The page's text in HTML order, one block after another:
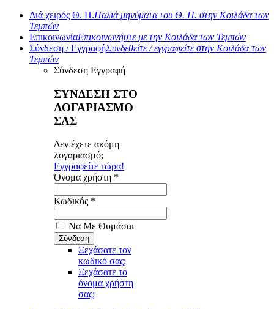
Διά χειρός Θ. Π.Παλιά μηνύματα του Θ. Π. στην Κοιλάδα των
Τεμπών
ΕπικοινωνίαΕπικοινωνήστε με την Κοιλάδα των Τεμπών
Σύνδεση / ΕγγραφήΣυνδεθείτε / εγγραφείτε στην Κοιλάδα των
Τεμπών
Σύνδεση Εγγραφή
ΣΥΝΔΕΣΗ ΣΤΟ
ΛΟΓΑΡΙΑΣΜΟ
ΣΑΣ
Δεν έχετε ακόμη
λογαριασμό;
Εγγραφείτε τώρα!
Όνομα χρήστη *
Κωδικός *
Να Με Θυμάσαι
Ξεχάσατε τον
κωδικό σας;
Ξεχάσατε το
όνομα χρήστη
σας;